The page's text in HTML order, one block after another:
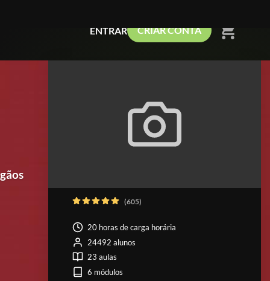
ENTRAR CRIAR CONTA shopping_cart
(605)
20 horas de carga horária
24492 alunos
23 aulas
6 módulos